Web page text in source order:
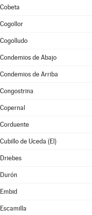
Cobeta
Cogollor
Cogolludo
Condemios de Abajo
Condemios de Arriba
Congostrina
Copernal
Corduente
Cubillo de Uceda (El)
Driebes
Durón
Embid
Escamilla